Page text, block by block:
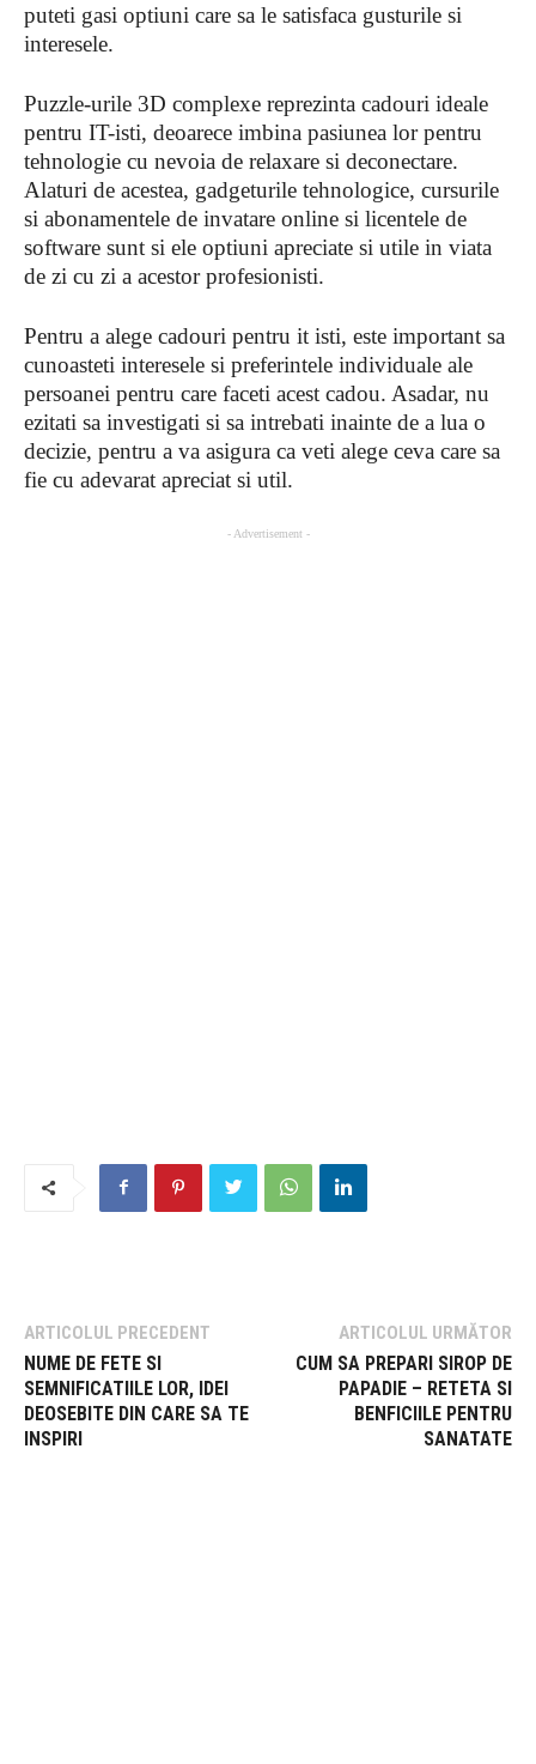
puteti gasi optiuni care sa le satisfaca gusturile si
interesele.
Puzzle-urile 3D complexe reprezinta cadouri ideale
pentru IT-isti, deoarece imbina pasiunea lor pentru
tehnologie cu nevoia de relaxare si deconectare.
Alaturi de acestea, gadgeturile tehnologice, cursurile
si abonamentele de invatare online si licentele de
software sunt si ele optiuni apreciate si utile in viata
de zi cu zi a acestor profesionisti.
Pentru a alege cadouri pentru it isti, este important sa
cunoasteti interesele si preferintele individuale ale
persoanei pentru care faceti acest cadou. Asadar, nu
ezitati sa investigati si sa intrebati inainte de a lua o
decizie, pentru a va asigura ca veti alege ceva care sa
fie cu adevarat apreciat si util.
- Advertisement -
ARTICOLUL PRECEDENT
NUME DE FETE SI
SEMNIFICATIILE LOR, IDEI
DEOSEBITE DIN CARE SA TE
INSPIRI
ARTICOLUL URMĂTOR
CUM SA PREPARI SIROP DE
PAPADIE – RETETA SI
BENFICIILE PENTRU
SANATATE